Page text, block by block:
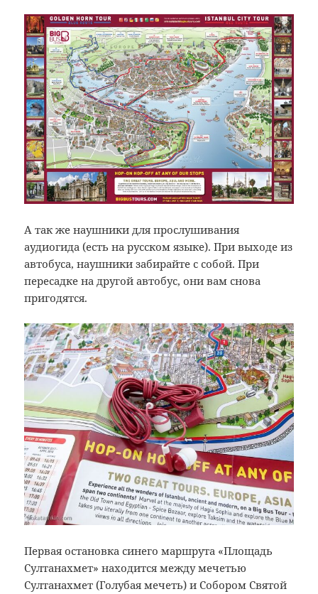
А так же наушники для прослушивания
аудиогида (есть на русском языке). При выходе из
автобуса, наушники забирайте с собой. При
пересадке на другой автобус, они вам снова
пригодятся.
Первая остановка синего маршрута «Площадь
Султанахмет» находится между мечетью
Султанахмет (Голубая мечеть) и Собором Святой